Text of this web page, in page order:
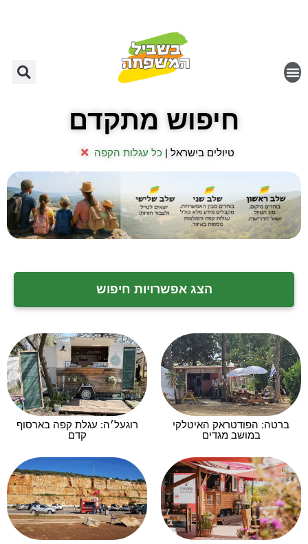
חיפוש מתקדם
טיולים בישראל | כל עגלות הקפה
הצג אפשרויות חיפוש
ברטה: הפודטראק האיטלקי
במושב מגדים
רוגעל׳ה: עגלת קפה בארסוף
קדם